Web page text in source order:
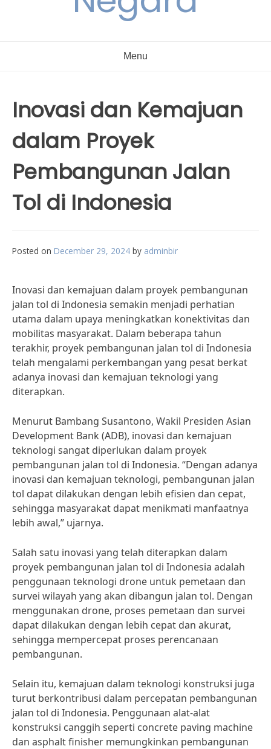
Menu
Inovasi dan Kemajuan
dalam Proyek
Pembangunan Jalan
Tol di Indonesia
Posted on December 29, 2024 by adminbir
Inovasi dan kemajuan dalam proyek pembangunan
jalan tol di Indonesia semakin menjadi perhatian
utama dalam upaya meningkatkan konektivitas dan
mobilitas masyarakat. Dalam beberapa tahun
terakhir, proyek pembangunan jalan tol di Indonesia
telah mengalami perkembangan yang pesat berkat
adanya inovasi dan kemajuan teknologi yang
diterapkan.
Menurut Bambang Susantono, Wakil Presiden Asian
Development Bank (ADB), inovasi dan kemajuan
teknologi sangat diperlukan dalam proyek
pembangunan jalan tol di Indonesia. “Dengan adanya
inovasi dan kemajuan teknologi, pembangunan jalan
tol dapat dilakukan dengan lebih efisien dan cepat,
sehingga masyarakat dapat menikmati manfaatnya
lebih awal,” ujarnya.
Salah satu inovasi yang telah diterapkan dalam
proyek pembangunan jalan tol di Indonesia adalah
penggunaan teknologi drone untuk pemetaan dan
survei wilayah yang akan dibangun jalan tol. Dengan
menggunakan drone, proses pemetaan dan survei
dapat dilakukan dengan lebih cepat dan akurat,
sehingga mempercepat proses perencanaan
pembangunan.
Selain itu, kemajuan dalam teknologi konstruksi juga
turut berkontribusi dalam percepatan pembangunan
jalan tol di Indonesia. Penggunaan alat-alat
konstruksi canggih seperti concrete paving machine
dan asphalt finisher memungkinkan pembangunan